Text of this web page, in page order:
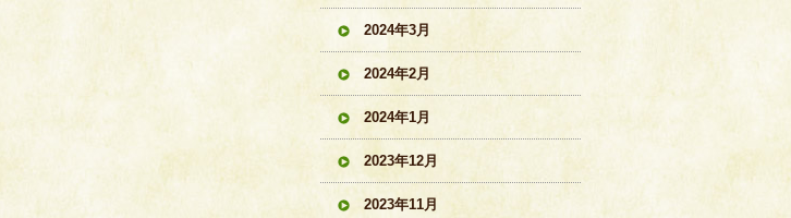
2024年3月
2024年2月
2024年1月
2023年12月
2023年11月